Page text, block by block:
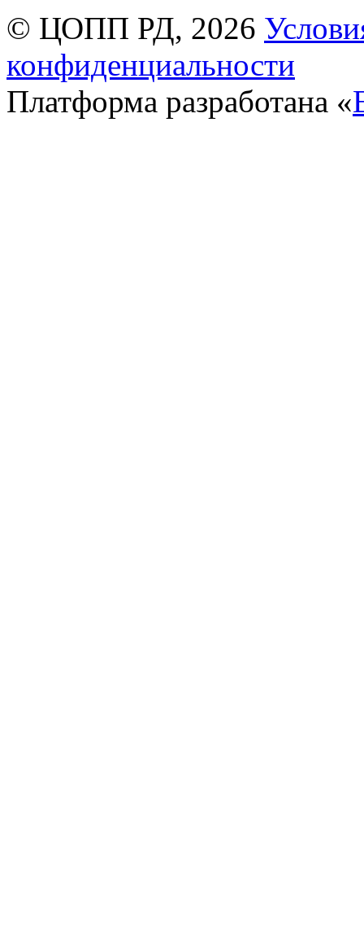
© ЦОПП РД, 2026
конфиденциальности
Платформа разработана «